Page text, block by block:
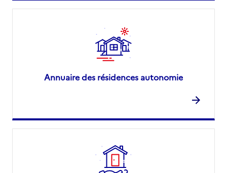
Annuaire des résidences autonomie